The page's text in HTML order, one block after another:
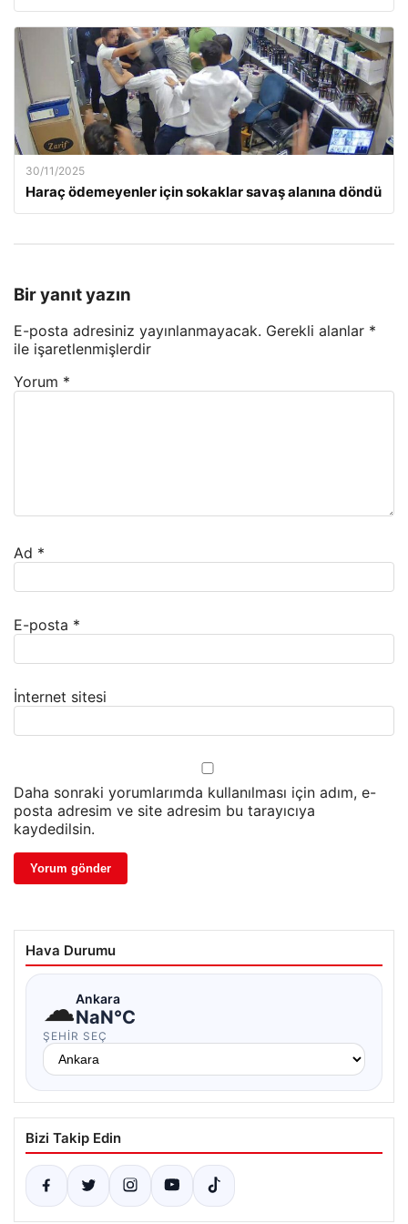
30/11/2025
Haraç ödemeyenler için sokaklar savaş alanına döndü
Bir yanıt yazın
E-posta adresiniz yayınlanmayacak. Gerekli alanlar *
ile işaretlenmişlerdir
Yorum *
Ad *
E-posta *
İnternet sitesi
Daha sonraki yorumlarımda kullanılması için adım, e-
posta adresim ve site adresim bu tarayıcıya
kaydedilsin.
Hava Durumu
☁Ankara
NaN°C
ŞEHIR SEÇ
Bizi Takip Edin